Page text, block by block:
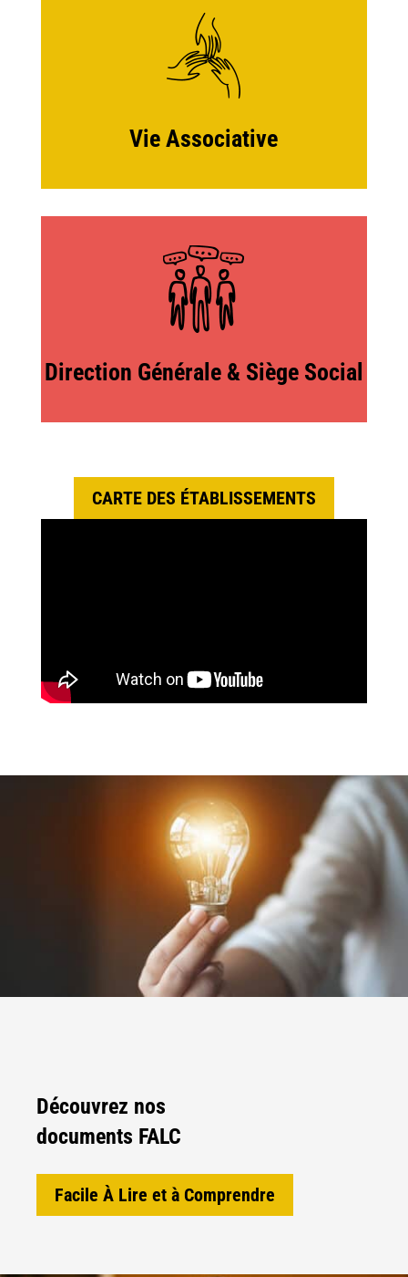
Vie Associative
Direction Générale & Siège Social
CARTE DES ÉTABLISSEMENTS
Découvrez nos
documents FALC
Facile À Lire et à Comprendre